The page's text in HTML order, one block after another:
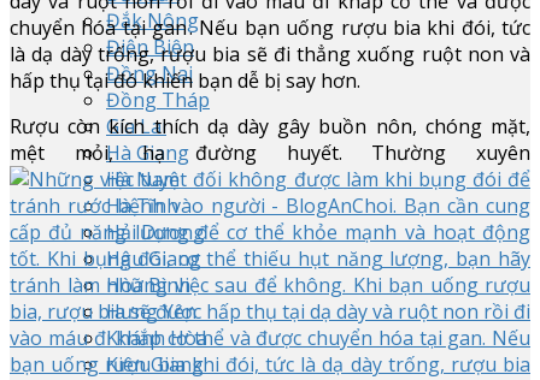
Đắk Nông
Điện Biên
Đồng Nai
Đồng Tháp
Gia Lai
Hà Giang
Hà Nam
Hà Tĩnh
Hải Dương
Hậu Giang
Hòa Bình
Hưng Yên
Khánh Hòa
Kiên Giang
chuyển hóa tại gan. Nếu bạn uống rượu bia khi đói, tức
là dạ dày trống, rượu bia sẽ đi thẳng xuống ruột non và
hấp thụ tại đó khiến bạn dễ bị say hơn.
Rượu còn kích thích dạ dày gây buồn nôn, chóng mặt,
mệt mỏi, hạ đường huyết. Thường xuyên